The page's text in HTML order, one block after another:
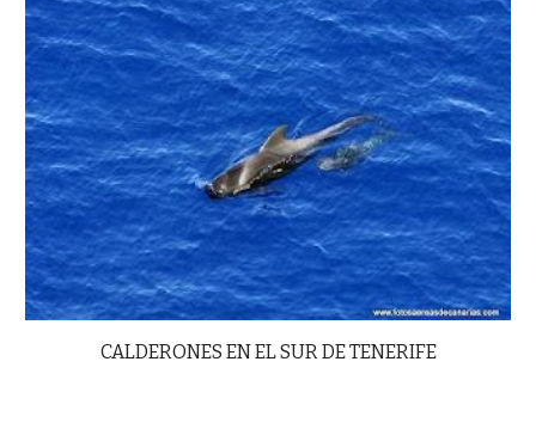
CALDERONES EN EL SUR DE TENERIFE